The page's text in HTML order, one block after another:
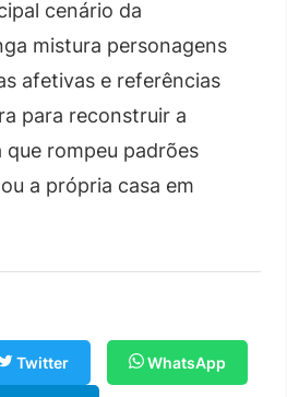
cenário da
mistura personagens
afetivas e referências
para reconstruir a
rompeu padrões
a própria casa em
Twitter WhatsApp